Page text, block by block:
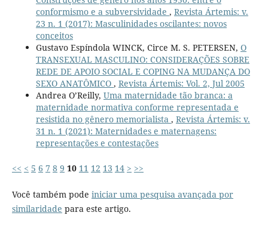
conformismo e a subversividade , Revista Ártemis: v.
23 n. 1 (2017): Masculinidades oscilantes: novos
conceitos
Gustavo Espíndola WINCK, Circe M. S. PETERSEN, O
TRANSEXUAL MASCULINO: CONSIDERAÇÕES SOBRE
REDE DE APOIO SOCIAL E COPING NA MUDANÇA DO
SEXO ANATÔMICO , Revista Ártemis: Vol. 2, Jul 2005
Andrea O’Reilly, Uma maternidade tão branca: a
maternidade normativa conforme representada e
resistida no gênero memorialista , Revista Ártemis: v.
31 n. 1 (2021): Maternidades e maternagens:
representações e contestações
<< < 5 6 7 8 9 10 11 12 13 14 > >>
Você também pode iniciar uma pesquisa avançada por
similaridade para este artigo.